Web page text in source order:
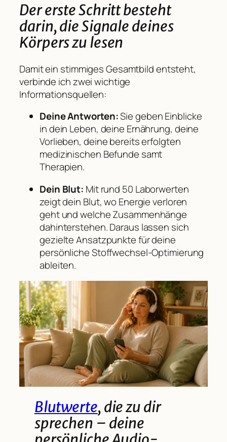
Der erste Schritt besteht
darin, die Signale deines
Körpers zu lesen
Damit ein stimmiges Gesamtbild entsteht,
verbinde ich zwei wichtige
Informationsquellen:
Deine Antworten:Sie geben Einblicke
in dein Leben, deine Ernährung, deine
Vorlieben, deine bereits erfolgten
medizinischen Befunde samt
Therapien.
Dein Blut: Mit rund 50 Laborwerten
zeigt dein Blut, wo Energie verloren
geht und welche Zusammenhänge
dahinterstehen. Daraus lassen sich
gezielte Ansatzpunkte für deine
persönliche Stoffwechsel-Optimierung
ableiten.
Blutwerte, die zu dir
sprechen – deine